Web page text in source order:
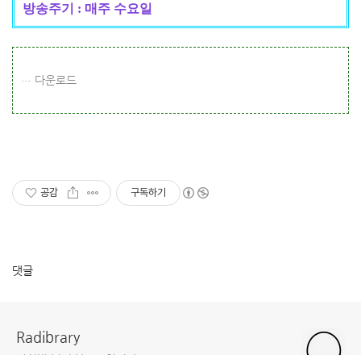
방송주기 : 매주 수요일
다운로드
공감 구독하기
댓글
Radibrary